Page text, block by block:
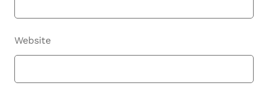
Website